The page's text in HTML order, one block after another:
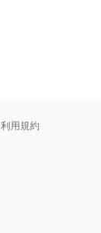
利用規約